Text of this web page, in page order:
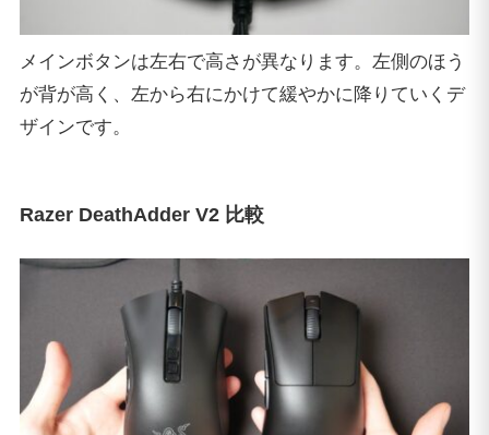
メインボタンは左右で高さが異なります。左側のほう
が背が高く、左から右にかけて緩やかに降りていくデ
ザインです。
Razer DeathAdder V2 比較